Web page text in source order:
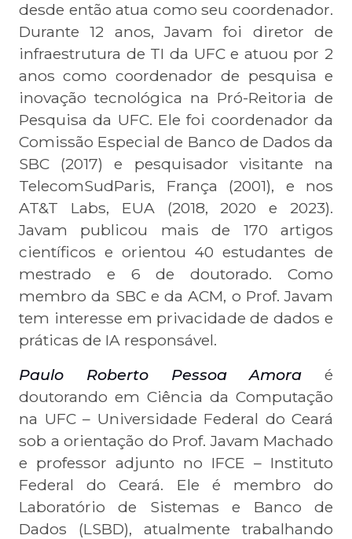
desde então atua como seu coordenador.
Durante 12 anos, Javam foi diretor de
infraestrutura de TI da UFC e atuou por 2
anos como coordenador de pesquisa e
inovação tecnológica na Pró-Reitoria de
Pesquisa da UFC. Ele foi coordenador da
Comissão Especial de Banco de Dados da
SBC (2017) e pesquisador visitante na
TelecomSudParis, França (2001), e nos
AT&T Labs, EUA (2018, 2020 e 2023).
Javam publicou mais de 170 artigos
científicos e orientou 40 estudantes de
mestrado e 6 de doutorado. Como
membro da SBC e da ACM, o Prof. Javam
tem interesse em privacidade de dados e
práticas de IA responsável.
Paulo Roberto Pessoa Amora
é
doutorando em Ciência da Computação
na UFC – Universidade Federal do Ceará
sob a orientação do Prof. Javam Machado
e professor adjunto no IFCE – Instituto
Federal do Ceará. Ele é membro do
Laboratório de Sistemas e Banco de
Dados (LSBD), atualmente trabalhando